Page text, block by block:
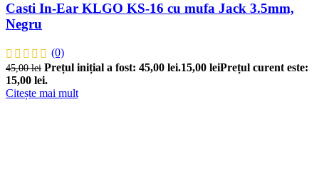
Casti In-Ear KLGO KS-16 cu mufa Jack 3.5mm,
Negru
(0)
45,00lei Prețul inițial a fost: 45,00 lei.15,00 leiPrețul curent este:
15,00 lei.
Citește mai mult